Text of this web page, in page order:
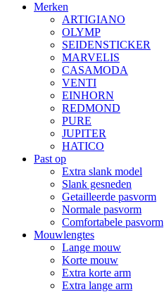
Merken
ARTIGIANO
OLYMP
SEIDENSTICKER
MARVELIS
CASAMODA
VENTI
EINHORN
REDMOND
PURE
JUPITER
HATICO
Past op
Extra slank model
Slank gesneden
Getailleerde pasvorm
Normale pasvorm
Comfortabele pasvorm
Mouwlengtes
Lange mouw
Korte mouw
Extra korte arm
Extra lange arm